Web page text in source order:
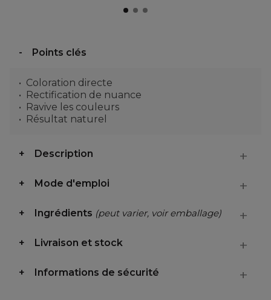
Points clés
Coloration directe
Rectification de nuance
Ravive les couleurs
Résultat naturel
Description
Mode d'emploi
Ingrédients (peut varier, voir emballage)
Livraison et stock
Informations de sécurité